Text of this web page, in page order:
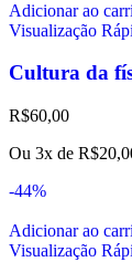
Adicionar ao
Visualização
Cultura da
R$60,00
Ou 3x de R$
-44%
Adicionar ao
Visualização